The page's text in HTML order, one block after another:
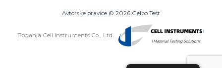
Avtorske pravice © 2026 Gelbo Test
Poganja Cell Instruments Co., Ltd.